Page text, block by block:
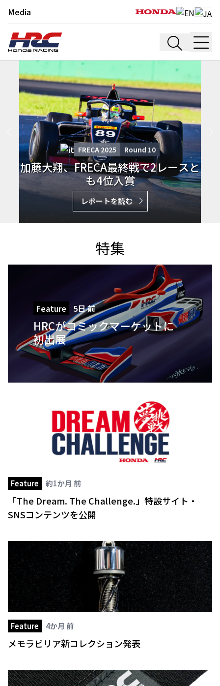
Media
FRECA 2025 Round 10
加藤大翔、FRECA最終戦で2レースと
も4位入賞
レポートを読む
特集
Feature 5日 前
HRCがコミックマーケットに
初出展
Feature 約1か月 前
「The Dream. The Challenge.」特設サイト・
SNSコンテンツを公開
Feature 4か月 前
メモラビリア新コレクション発表